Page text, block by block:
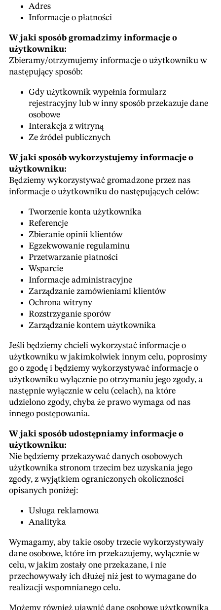
Adres
Informacje o płatności
W jaki sposób gromadzimy informacje o
użytkowniku:
Zbieramy/otrzymujemy informacje o użytkowniku w
następujący sposób:
Gdy użytkownik wypełnia formularz
rejestracyjny lub w inny sposób przekazuje dane
osobowe
Interakcja z witryną
Ze źródeł publicznych
W jaki sposób wykorzystujemy informacje o
użytkowniku:
Będziemy wykorzystywać gromadzone przez nas
informacje o użytkowniku do następujących celów:
Tworzenie konta użytkownika
Referencje
Zbieranie opinii klientów
Egzekwowanie regulaminu
Przetwarzanie płatności
Wsparcie
Informacje administracyjne
Zarządzanie zamówieniami klientów
Ochrona witryny
Rozstrzyganie sporów
Zarządzanie kontem użytkownika
Jeśli będziemy chcieli wykorzystać informacje o
użytkowniku w jakimkolwiek innym celu, poprosimy
go o zgodę i będziemy wykorzystywać informacje o
użytkowniku wyłącznie po otrzymaniu jego zgody, a
następnie wyłącznie w celu (celach), na które
udzielono zgody, chyba że prawo wymaga od nas
innego postępowania.
W jaki sposób udostępniamy informacje o
użytkowniku:
Nie będziemy przekazywać danych osobowych
użytkownika stronom trzecim bez uzyskania jego
zgody, z wyjątkiem ograniczonych okoliczności
opisanych poniżej:
Usługa reklamowa
Analityka
Wymagamy, aby takie osoby trzecie wykorzystywały
dane osobowe, które im przekazujemy, wyłącznie w
celu, w jakim zostały one przekazane, i nie
przechowywały ich dłużej niż jest to wymagane do
realizacji wspomnianego celu.
Możemy również ujawnić dane osobowe użytkownika